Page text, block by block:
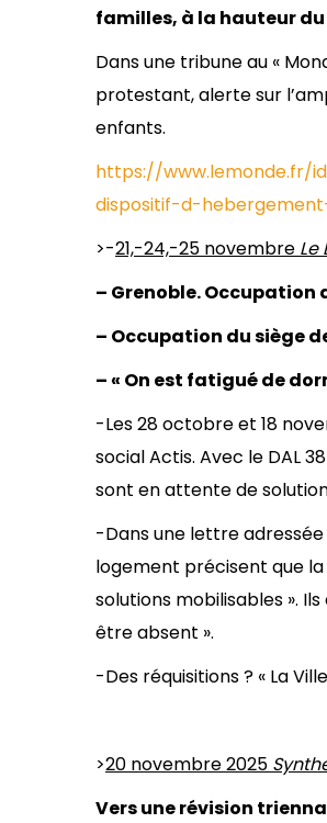
familles, à la hauteur du
Dans une tribune au «
protestant, alerte sur
enfants.
https://www.lemonde.fr/
dispositif-d-
>-21,-24,-25 novembre Le
– Grenoble. Occupation
– Occupation du siège
– « On est fatigué de
-Les 28 octobre et 18
social Actis. Avec le DAL
sont en attente de
-Dans une lettre
logement précisent que
solutions mobilisables ».
être absent ».
-Des réquisitions ? « La
>20 novembre 2025
Vers une révision